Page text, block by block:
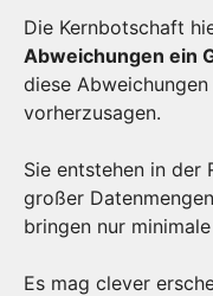
Die Kernbotschaft
Abweichungen ein
diese
vorherzusagen.
Sie entstehen in der
großer
bringen nur
Es mag clever